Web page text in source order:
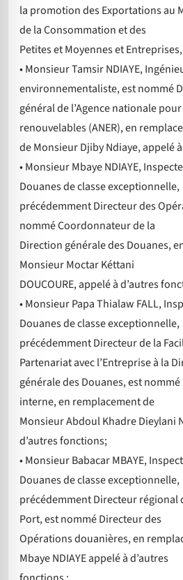
la promotion des Exportations au
de la Consommation et des
Petites et Moyennes et
• Monsieur Tamsir NDIAYE,
environnementaliste, est nommé
général de l’Agence nationale
renouvelables (ANER), en
de Monsieur Djiby Ndiaye, appelé
• Monsieur Mbaye NDIAYE,
Douanes de classe exceptionnelle,
précédemment Directeur des
nommé Coordonnateur de la
Direction générale des Douanes,
Monsieur Moctar Kéttani
DOUCOURE, appelé à d’autres
• Monsieur Papa Thialaw FALL,
Douanes de classe exceptionnelle,
précédemment Directeur de la
Partenariat avec l’Entreprise à la
générale des Douanes, est
interne, en remplacement de
Monsieur Abdoul Khadre Dieylani
d’autres fonctions;
• Monsieur Babacar MBAYE,
Douanes de classe exceptionnelle,
précédemment Directeur régional
Port, est nommé Directeur des
Opérations douanières, en
Mbaye NDIAYE appelé à d’autres